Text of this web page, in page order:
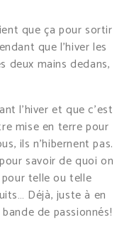
que ça pour sortir
que l’hiver les
deux mains dedans,
l’hiver et que c’est
mise en terre pour
ils n’hibernent pas.
savoir de quoi on
telle ou telle
Déjà, juste à en
de passionnés!